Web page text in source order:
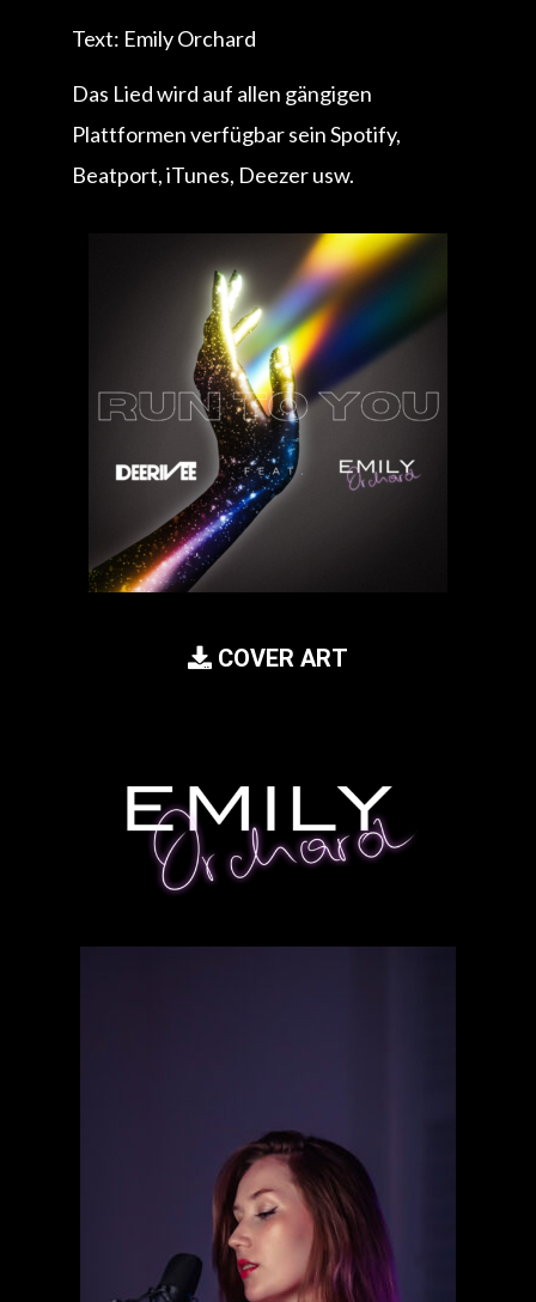
Text: Emily Orchard
Das Lied wird auf allen gängigen
Plattformen verfügbar sein Spotify,
Beatport, iTunes, Deezer usw.
COVER ART